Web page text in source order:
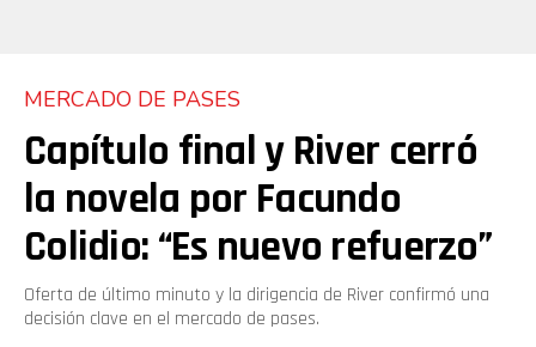
MERCADO DE PASES
Capítulo final y River cerró
la novela por Facundo
Colidio: “Es nuevo refuerzo”
Oferta de último minuto y la dirigencia de River confirmó una
decisión clave en el mercado de pases.